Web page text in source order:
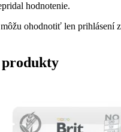
hodnotenie.
ohodnotiť len prihlásení
produkty